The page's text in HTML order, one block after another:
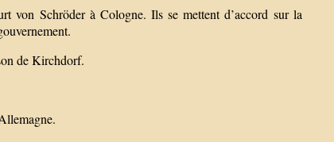
von Schröder à Cologne. Ils se mettent d’accord sur la
de Kirchdorf.